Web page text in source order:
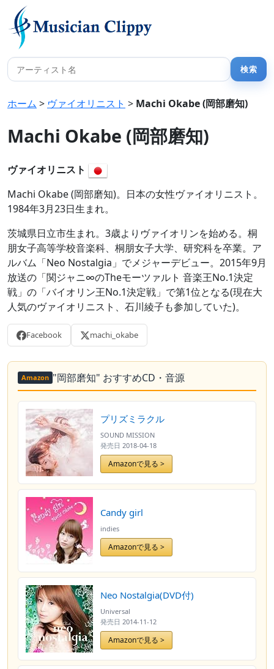
ホーム > ヴァイオリニスト > Machi Okabe (岡部磨知)
Machi Okabe (岡部磨知)
ヴァイオリニスト
Machi Okabe (岡部磨知)。日本の女性ヴァイオリニスト。
1984年3月23日生まれ。
茨城県日立市生まれ。3歳よりヴァイオリンを始める。桐
朋女子高等学校音楽科、桐朋女子大学、研究科を卒業。ア
ルバム「Neo Nostalgia」でメジャーデビュー。2015年9月
放送の「関ジャニ∞のTheモーツァルト 音楽王No.1決定
戦」の「バイオリン王No.1決定戦」で第1位となる(現在大
人気のヴァイオリニスト、石川綾子も参加していた)。
Facebook machi_okabe
Amazon "岡部磨知" おすすめCD・音源
プリズミラクル
SOUND MISSION
発売日 2018-04-18
Amazonで見る >
Candy girl
indies
Amazonで見る >
Neo Nostalgia(DVD付)
Universal
発売日 2014-11-12
Amazonで見る >